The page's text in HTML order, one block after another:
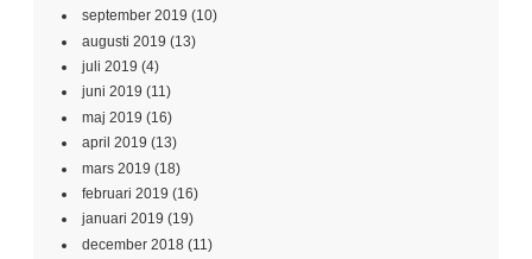
september 2019 (10)
augusti 2019 (13)
juli 2019 (4)
juni 2019 (11)
maj 2019 (16)
april 2019 (13)
mars 2019 (18)
februari 2019 (16)
januari 2019 (19)
december 2018 (11)